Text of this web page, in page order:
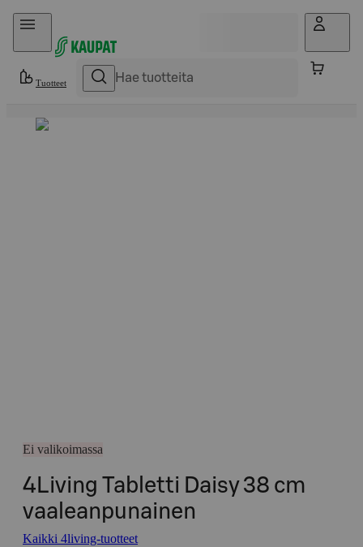
Hyppää sisältöön
Tuotteet
Ei valikoimassa
4Living Tabletti Daisy 38 cm
vaaleanpunainen
Kaikki 4living-tuotteet